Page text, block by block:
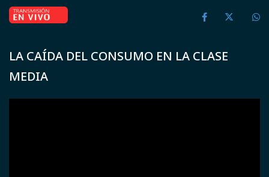
LA CAÍDA DEL CONSUMO EN LA CLASE
MEDIA